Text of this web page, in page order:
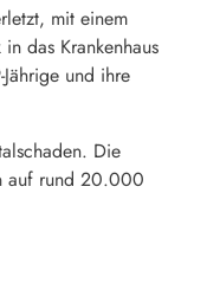
mit einem
das Krankenhaus
und ihre
Die
auf rund 20.000